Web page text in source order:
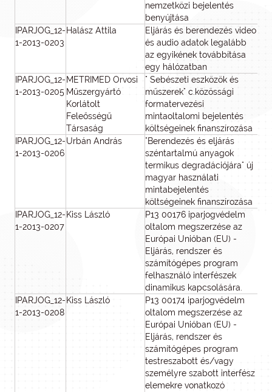
nemzetközi bejelentés
benyújtása
IPARJOG_12-
1-2013-0203
Halász Attila
Eljárás és berendezés video
és audio adatok legalább
az egyikének továbbítása
egy hálózatban
IPARJOG_12-
1-2013-0205
METRIMED Orvosi
Műszergyártó
Korlátolt
Feleősségű
Társaság
" Sebészeti eszközök és
műszerek" c.közössági
formatervezési
mintaoltalomi bejelentés
költségeinek finanszírozása
IPARJOG_12-
1-2013-0206
Urbán András
"Berendezés és eljárás
széntartalmú anyagok
termikus degradációjára" új
magyar használati
mintabejelentés
költségeinek finanszírozása
IPARJOG_12-
1-2013-0207
Kiss László
P13 00176 iparjogvédelm
oltalom megszerzése az
Európai Unióban (EU) -
Eljárás, rendszer és
számítógépes program
felhasználó interfészek
dinamikus kapcsolására.
IPARJOG_12-
1-2013-0208
Kiss László
P13 00174 iparjogvédelm
oltalom megszerzése az
Európai Unióban (EU) -
Eljárás, rendszer és
számítógépes program
testreszabott és/vagy
személyre szabott interfész
elemekre vonatkozó